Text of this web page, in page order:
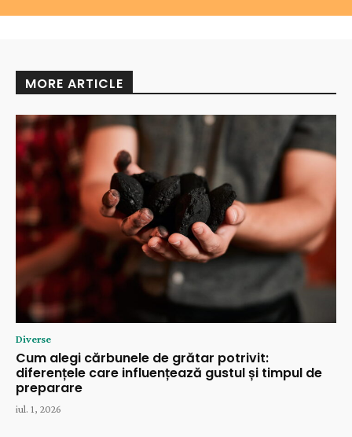
MORE ARTICLE
Diverse
Cum alegi cărbunele de grătar potrivit:
diferențele care influențează gustul și timpul de
preparare
iul. 1, 2026